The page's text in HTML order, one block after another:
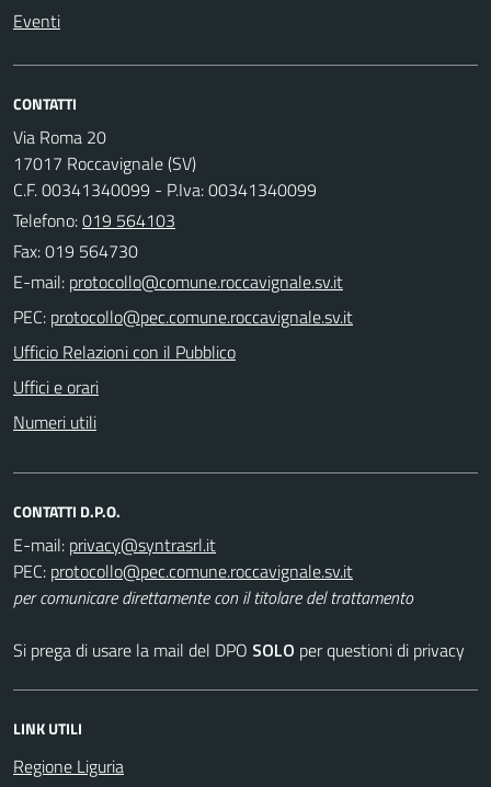
Eventi
CONTATTI
Via Roma 20
17017 Roccavignale (SV)
C.F. 00341340099 - P.Iva: 00341340099
Telefono:019 564103
Fax: 019 564730
E-mail:
PEC:
Ufficio Relazioni con il Pubblico
Uffici e orari
Numeri utili
CONTATTI D.P.O.
E-mail:
PEC:
per comunicare direttamente con il titolare del trattamento
Si prega di usare la mail del DPO SOLO per questioni di privacy
LINK UTILI
Regione Liguria